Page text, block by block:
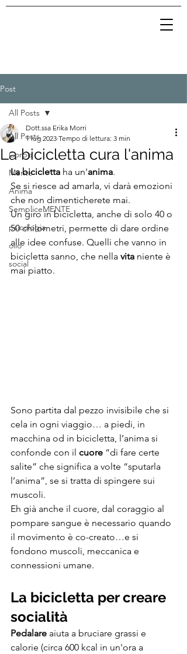
Post
All Posts
Corpo
Mente
Anima
SempliceMENTE
psicologia
olio
social
All Posts
La bicicletta cura l'anima
Dott.ssa Erika Morri
1 lug 2023 Tempo di lettura: 3 min
La bicicletta ha un'anima.
Se si riesce ad amarla, vi darà emozioni
che non dimenticherete mai.
Un giro in bicicletta, anche di solo 40 o
50 chilometri, permette di dare ordine
alle idee confuse. Quelli che vanno in
bicicletta sanno, che nella vita niente è
mai piatto.
Sono partita dal pezzo invisibile che si
cela in ogni viaggio… a piedi, in
macchina od in bicicletta, l’anima si
confonde con il cuore “di fare certe
salite” che significa a volte “sputarla
l’anima”, se si tratta di spingere sui
muscoli.
Eh già anche il cuore, dal coraggio al
pompare sangue è necessario quando
il movimento è co-creato…e si
fondono muscoli, meccanica e
connessioni umane.
La bicicletta per creare
socialità
Pedalare aiuta a bruciare grassi e
calorie (circa 600 kcal in un'ora a